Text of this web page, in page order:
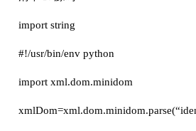
import string
#!/usr/bin/env python
import xml.dom.minidom